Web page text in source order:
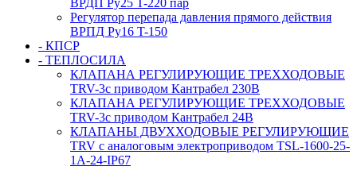
ВРДП Ру25 T-220 пар
Регулятор перепада давления прямого действия
ВРПД Ру16 T-150
- КПСР
- ТЕПЛОСИЛА
КЛАПАНА РЕГУЛИРУЮЩИЕ ТРЕХХОДОВЫЕ
TRV-3с приводом Кантрабел 230B
КЛАПАНА РЕГУЛИРУЮЩИЕ ТРЕХХОДОВЫЕ
TRV-3с приводом Кантрабел 24B
КЛАПАНЫ ДВУХХОДОВЫЕ РЕГУЛИРУЮЩИЕ
TRV с аналоговым электроприводом TSL-1600-25-
1А-24-IP67